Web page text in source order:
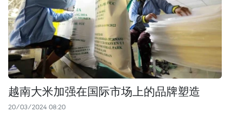
越南大米加强在国际市场上的品牌塑造
20/03/2024 08:20